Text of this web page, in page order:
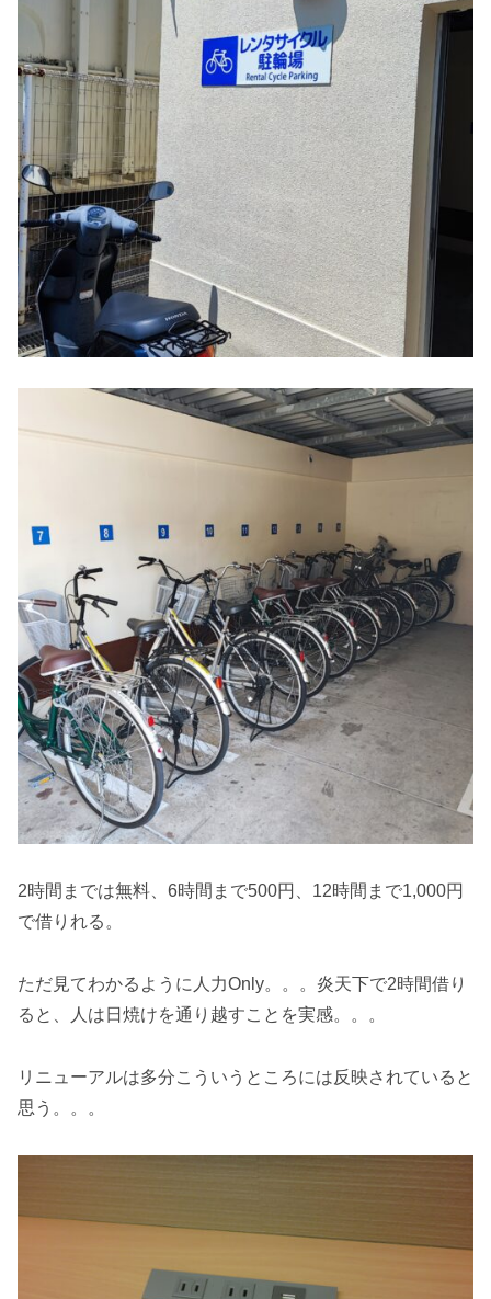
2時間までは無料、6時間まで500円、12時間まで1,000円
で借りれる。
ただ見てわかるように人力Only。。。炎天下で2時間借り
ると、人は日焼けを通り越すことを実感。。。
リニューアルは多分こういうところには反映されていると
思う。。。